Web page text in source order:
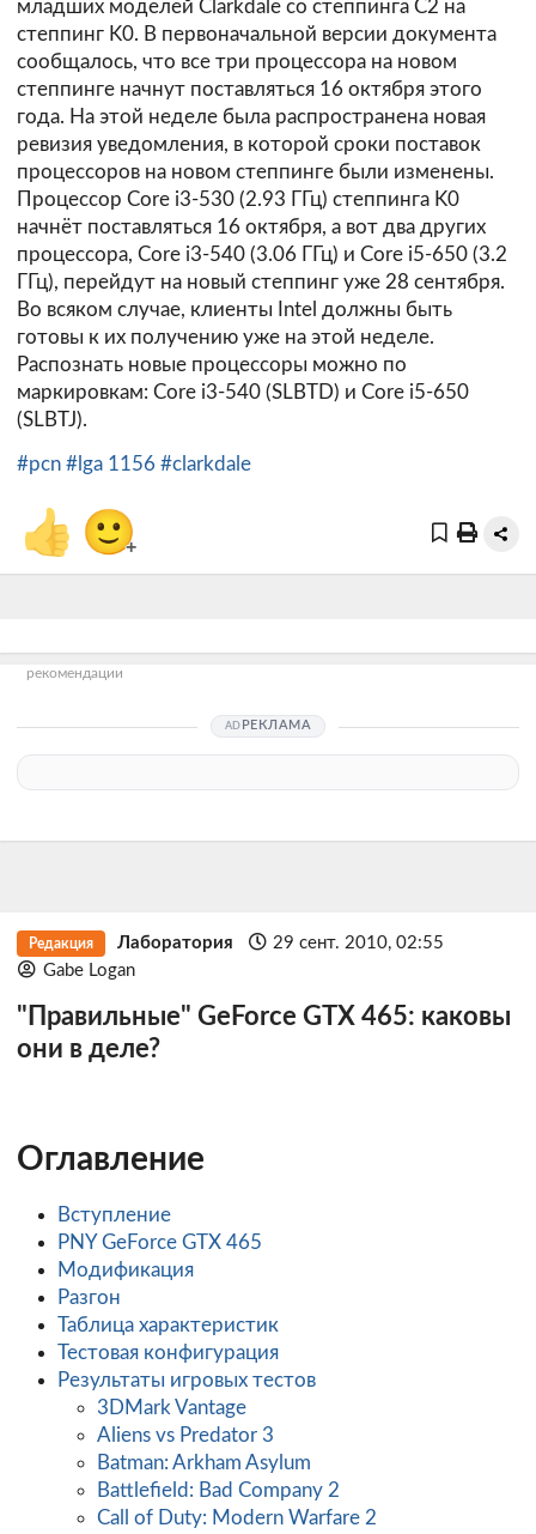
младших моделей Clarkdale со степпинга C2 на
степпинг K0. В первоначальной версии документа
сообщалось, что все три процессора на новом
степпинге начнут поставляться 16 октября этого
года. На этой неделе была распространена новая
ревизия уведомления, в которой сроки поставок
процессоров на новом степпинге были изменены.
Процессор Core i3-530 (2.93 ГГц) степпинга K0
начнёт поставляться 16 октября, а вот два других
процессора, Core i3-540 (3.06 ГГц) и Core i5-650 (3.2
ГГц), перейдут на новый степпинг уже 28 сентября.
Во всяком случае, клиенты Intel должны быть
готовы к их получению уже на этой неделе.
Распознать новые процессоры можно по
маркировкам: Core i3-540 (SLBTD) и Core i5-650
(SLBTJ).
#pcn #lga 1156 #clarkdale
👍 🙂+
рекомендации
РЕКЛАМА
Редакция Лаборатория
29 сент. 2010, 02:55
Gabe Logan
"Правильные" GeForce GTX 465: каковы
они в деле?
Оглавление
Вступление
PNY GeForce GTX 465
Модификация
Разгон
Таблица характеристик
Тестовая конфигурация
Результаты игровых тестов
3DMark Vantage
Aliens vs Predator 3
Batman: Arkham Asylum
Battlefield: Bad Company 2
Call of Duty: Modern Warfare 2